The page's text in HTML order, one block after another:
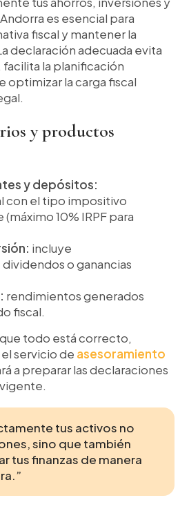
es esencial para
fiscal y mantener la
declaración adecuada evita
la planificación
optimizar la carga fiscal
y productos
y depósitos:
con el tipo impositivo
10% IRPF para
incluye
o ganancias
rendimientos generados
fiscal.
todo está correcto,
servicio de asesoramiento
a preparar las declaraciones
tus activos no
sino que también
tus finanzas de manera